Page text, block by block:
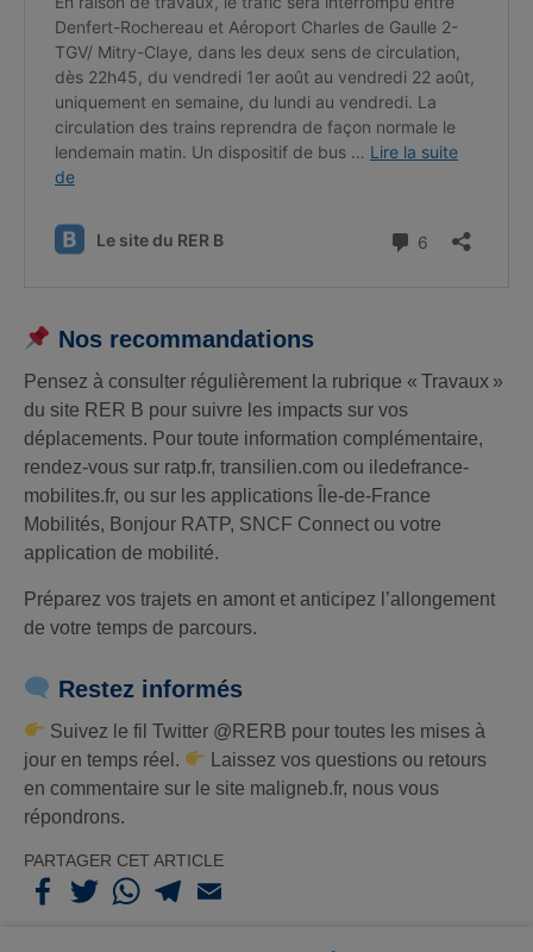
Nos recommandations
Pensez à consulter régulièrement la rubrique « Travaux »
du site RER B pour suivre les impacts sur vos
déplacements. Pour toute information complémentaire,
rendez-vous sur ratp.fr, transilien.com ou iledefrance-
mobilites.fr, ou sur les applications Île-de-France
Mobilités, Bonjour RATP, SNCF Connect ou votre
application de mobilité.
Préparez vos trajets en amont et anticipez l’allongement
de votre temps de parcours.
Restez informés
Suivez le fil Twitter @RERB pour toutes les mises à
jour en temps réel.
Laissez vos questions ou retours
en commentaire sur le site maligneb.fr, nous vous
répondrons.
PARTAGER CET ARTICLE